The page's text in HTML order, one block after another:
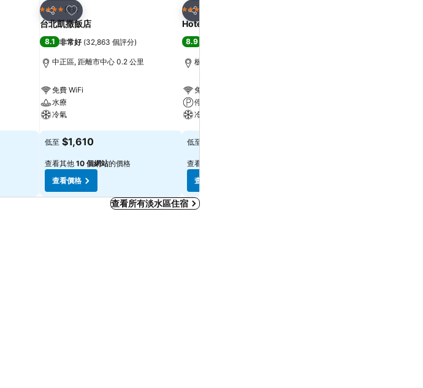
分享
加入我的最愛
4 星級 飯店
台北凱撒飯店
8.1 非常好 (32,863 個評分)
中正區, 距離市中心 0.2 公里
免費 WiFi
水療
冷氣
查看價格
低至 $1,610
查看其他 10 個網站的價格
查看價格
分享
4 星級
Hotel Cham Cham Taipei
8.9
板橋區, 距離市中心 0.9 公里
免費 WiFi
停車場
冷氣
查看價格
低至
查看其他
查看價格
查看所有淡水區住宿